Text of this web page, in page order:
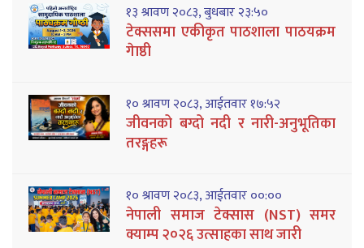
१३ श्रावण २०८३, बुधबार २३:५०
टेक्ससमा एकीकृत पाठशाला पाठयक्रम
गेाष्ठी
१० श्रावण २०८३, आईतवार १७:५२
जीवनको बग्दो नदी र नारी-अनुभूतिका
तरङ्गहरू
१० श्रावण २०८३, आईतवार ००:००
नेपाली समाज टेक्सास (NST) समर
क्याम्प २०२६ उत्साहका साथ जारी